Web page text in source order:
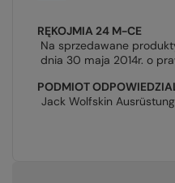
RĘKOJMIA 24 M-CE
Na sprzedawane
dnia 30 maja 2014r. o
PODMIOT
Jack Wolfskin